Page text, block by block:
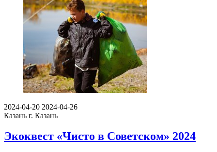
2024-04-20 2024-04-26
Казань г. Казань
Экоквест «Чисто в Советском» 2024